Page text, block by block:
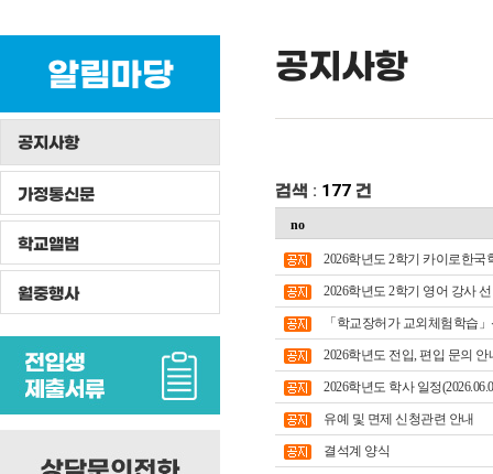
알림마당
공지사항
가정통신문
학교앨범
월중행사
공지사항
검색 : 177 건
no
2026학년도 2학기 카이로한
2026학년도 2학기 영어 강사 선
「학교장허가 교외체험학습
2026학년도 전입, 편입 문의 안
2026학년도 학사 일정
유예 및 면제 신청관련 안내
결석계 양식